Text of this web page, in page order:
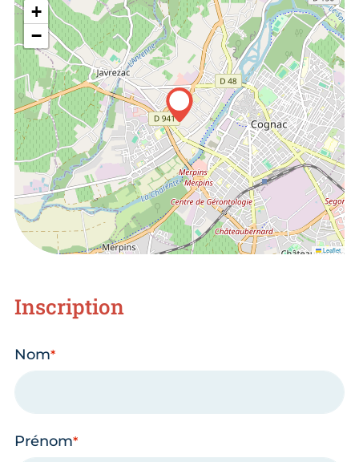
+
−
Leaflet
Inscription
Nom
Prénom